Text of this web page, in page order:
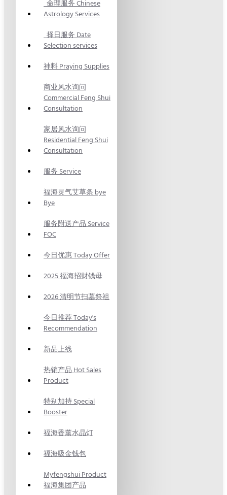
命理服务 Chinese
Astrology Services
择日服务 Date
Selection services
神料 Praying Supplies
商业风水询问
Commercial Feng Shui
Consultation
家居风水询问
Residential Feng Shui
Consultation
服务 Service
福海灵气艾草条 bye
Bye
服务附送产品 Service
FOC
今日优惠 Today Offer
2025 福海招财钱母
2026 清明节扫墓祭祖
今日推荐 Today's
Recommendation
新品上线
热销产品 Hot Sales
Product
特别加持 Special
Booster
福海香薰水晶灯
福海吸金钱包
Myfengshui Product
福海集团产品